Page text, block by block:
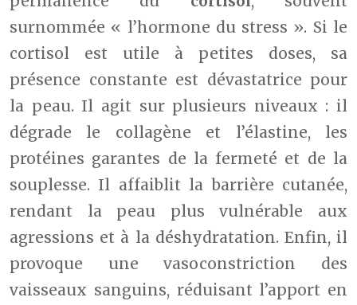
surnommée « l’hormone du stress ». Si le
cortisol est utile à petites doses, sa
présence constante est dévastatrice pour
la peau. Il agit sur plusieurs niveaux : il
dégrade le collagène et l’élastine, les
protéines garantes de la fermeté et de la
souplesse. Il affaiblit la barrière cutanée,
rendant la peau plus vulnérable aux
agressions et à la déshydratation. Enfin, il
provoque une vasoconstriction des
vaisseaux sanguins, réduisant l’apport en